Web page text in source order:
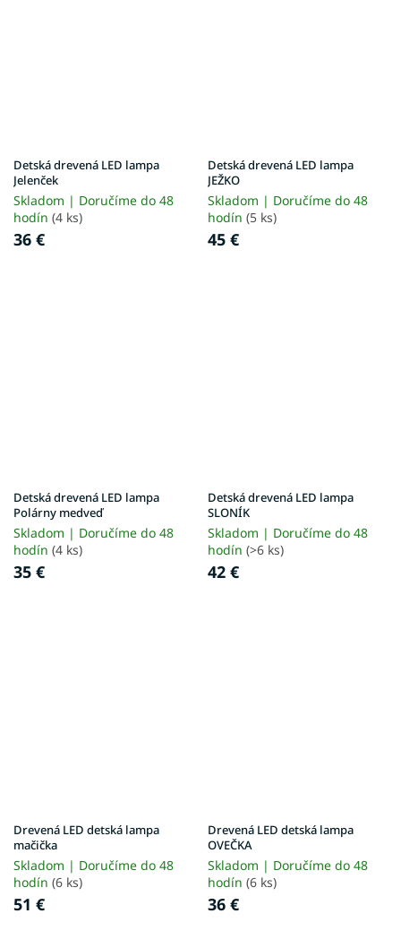
Detská drevená LED lampa
Jelenček
Skladom | Doručíme do 48
hodín (4 ks)
36 €
Detská drevená LED lampa
JEŽKO
Skladom | Doručíme do 48
hodín (5 ks)
45 €
Detská drevená LED lampa
Polárny medveď
Skladom | Doručíme do 48
hodín (4 ks)
35 €
Detská drevená LED lampa
SLONÍK
Skladom | Doručíme do 48
hodín (>6 ks)
42 €
Drevená LED detská lampa
mačička
Skladom | Doručíme do 48
hodín (6 ks)
51 €
Drevená LED detská lampa
OVEČKA
Skladom | Doručíme do 48
hodín (6 ks)
36 €